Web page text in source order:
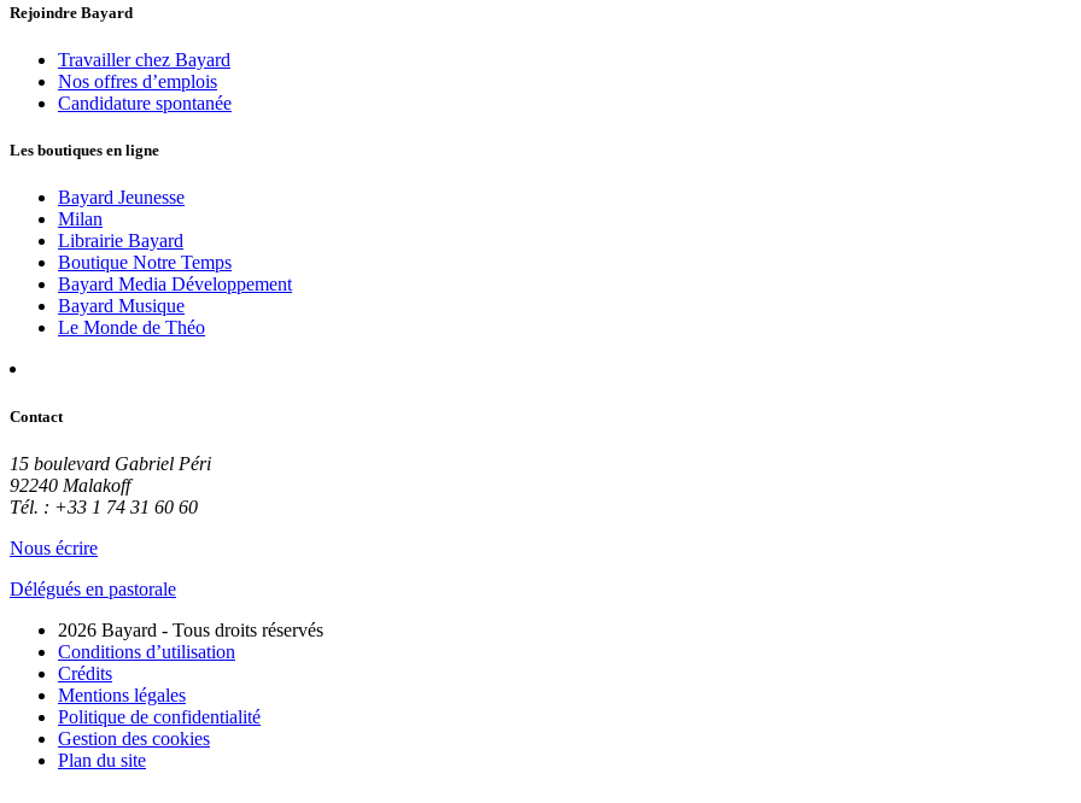
Rejoindre Bayard
Travailler chez Bayard
Nos offres d’emplois
Candidature spontanée
Les boutiques en ligne
Bayard Jeunesse
Milan
Librairie Bayard
Boutique Notre Temps
Bayard Media Développement
Bayard Musique
Le Monde de Théo
Contact
15 boulevard Gabriel Péri
92240 Malakoff
Tél. : +33 1 74 31 60 60
Nous écrire
Délégués en pastorale
2026 Bayard - Tous droits réservés
Conditions d’utilisation
Crédits
Mentions légales
Politique de confidentialité
Gestion des cookies
Plan du site